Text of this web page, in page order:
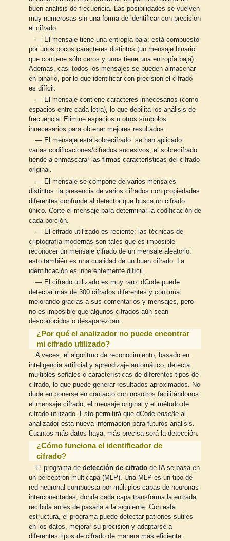
buen análisis de frecuencia. Las posibilidades se vuelven
muy numerosas sin una forma de identificar con precisión
el cifrado.
— El mensaje tiene una entropía baja: está compuesto
por unos pocos caracteres distintos (un mensaje binario
que contiene sólo ceros y unos tiene una entropía baja).
Además, casi todos los mensajes se pueden almacenar
en binario, por lo que identificar con precisión el cifrado
es difícil.
— El mensaje contiene caracteres innecesarios (como
espacios entre cada letra), lo que debilita los análisis de
frecuencia. Elimine espacios u otros símbolos
innecesarios para obtener mejores resultados.
— El mensaje está sobrecifrado: se han aplicado
varias codificaciones/cifrados sucesivos, el sobrecifrado
tiende a enmascarar las firmas características del cifrado
original.
— El mensaje se compone de varios mensajes
distintos: la presencia de varios cifrados con propiedades
diferentes confunde al detector que busca un cifrado
único. Corte el mensaje para determinar la codificación de
cada porción.
— El cifrado utilizado es reciente: las técnicas de
criptografía modernas son tales que es imposible
reconocer un mensaje cifrado de un mensaje aleatorio;
esto también es una cualidad de un buen cifrado. La
identificación es inherentemente difícil.
— El cifrado utilizado es muy raro: dCode puede
detectar más de 300 cifrados diferentes y continúa
mejorando gracias a sus comentarios y mensajes, pero
no es imposible que algunos cifrados aún sean
desconocidos o desaparezcan.
¿Por qué el analizador no puede encontrar
mi cifrado utilizado?
A veces, el algoritmo de reconocimiento, basado en
inteligencia artificial y aprendizaje automático, detecta
múltiples señales o características de diferentes tipos de
cifrado, lo que puede generar resultados aproximados. No
dude en ponerse en contacto con nosotros facilitándonos
el mensaje cifrado, el mensaje original y el método de
cifrado utilizado. Esto permitirá que dCode enseñe al
analizador esta nueva información para futuros análisis.
Cuantos más datos haya, más precisa será la detección.
¿Cómo funciona el identificador de
cifrado?
El programa de detección de cifradode IA se basa en
un perceptrón multicapa (MLP). Una MLP es un tipo de
red neuronal compuesta por múltiples capas de neuronas
interconectadas, donde cada capa transforma la entrada
recibida antes de pasarla a la siguiente. Con esta
estructura, el programa puede detectar patrones sutiles
en los datos, mejorar su precisión y adaptarse a
diferentes tipos de cifrado de manera más eficiente.